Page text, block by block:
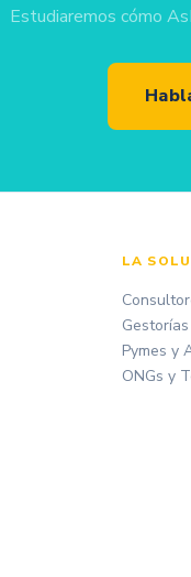
Estudiaremos cómo
LA
Pymes y
ONGs y